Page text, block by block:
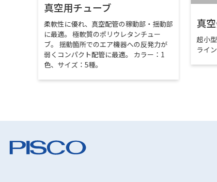
真空用チューブ
柔軟性に優れ、真空配管の稼動部・揺動部
に最適。 極軟質のポリウレタンチュー
ブ。 揺動箇所でのエア機器への反発力が
弱くコンパクト配管に最適。 カラー：1
色、サイズ：5種。
真
超小
ライ